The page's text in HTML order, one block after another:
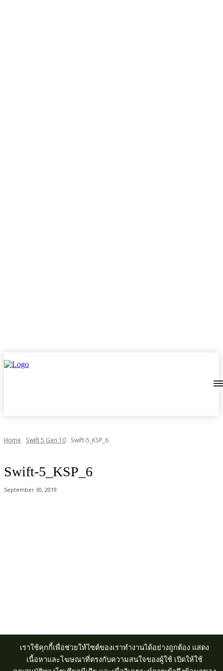
เราใช้คุกกี้เพื่อช่วยให้ไซต์ของเราทำงานได้อย่างถูกต้อง แสดง
เนื้อหาและโฆษณาที่ตรงกับความสนใจของผู้ใช้ เปิดให้ใช้
Home Swift 5 Gen 10 Swift-5_KSP_6
Swift-5_KSP_6
September 30, 2019